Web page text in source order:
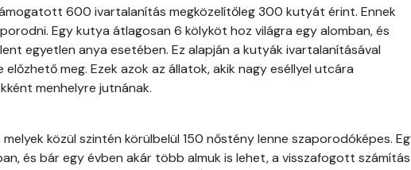
600 ivartalanítás megközelítőleg 300 kutyát érint. Ennek
Egy kutya átlagosan 6 kölyköt hoz világra egy alomban, és
egyetlen anya esetében. Ez alapján a kutyák ivartalanításával
meg. Ezek azok az állatok, akik nagy eséllyel utcára
menhelyre jutnának.
közül szintén körülbelül 150 nőstény lenne szaporodóképes.
és bár egy évben akár több almuk is lehet, a visszafogott számítás